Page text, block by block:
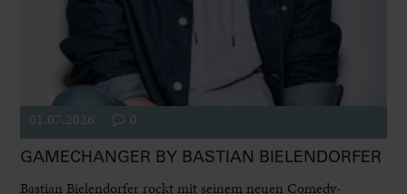
01.07.2026 0
GAMECHANGER BY BASTIAN BIELENDORFER
Bastian Bielendorfer rockt mit seinem neuen Comedy-